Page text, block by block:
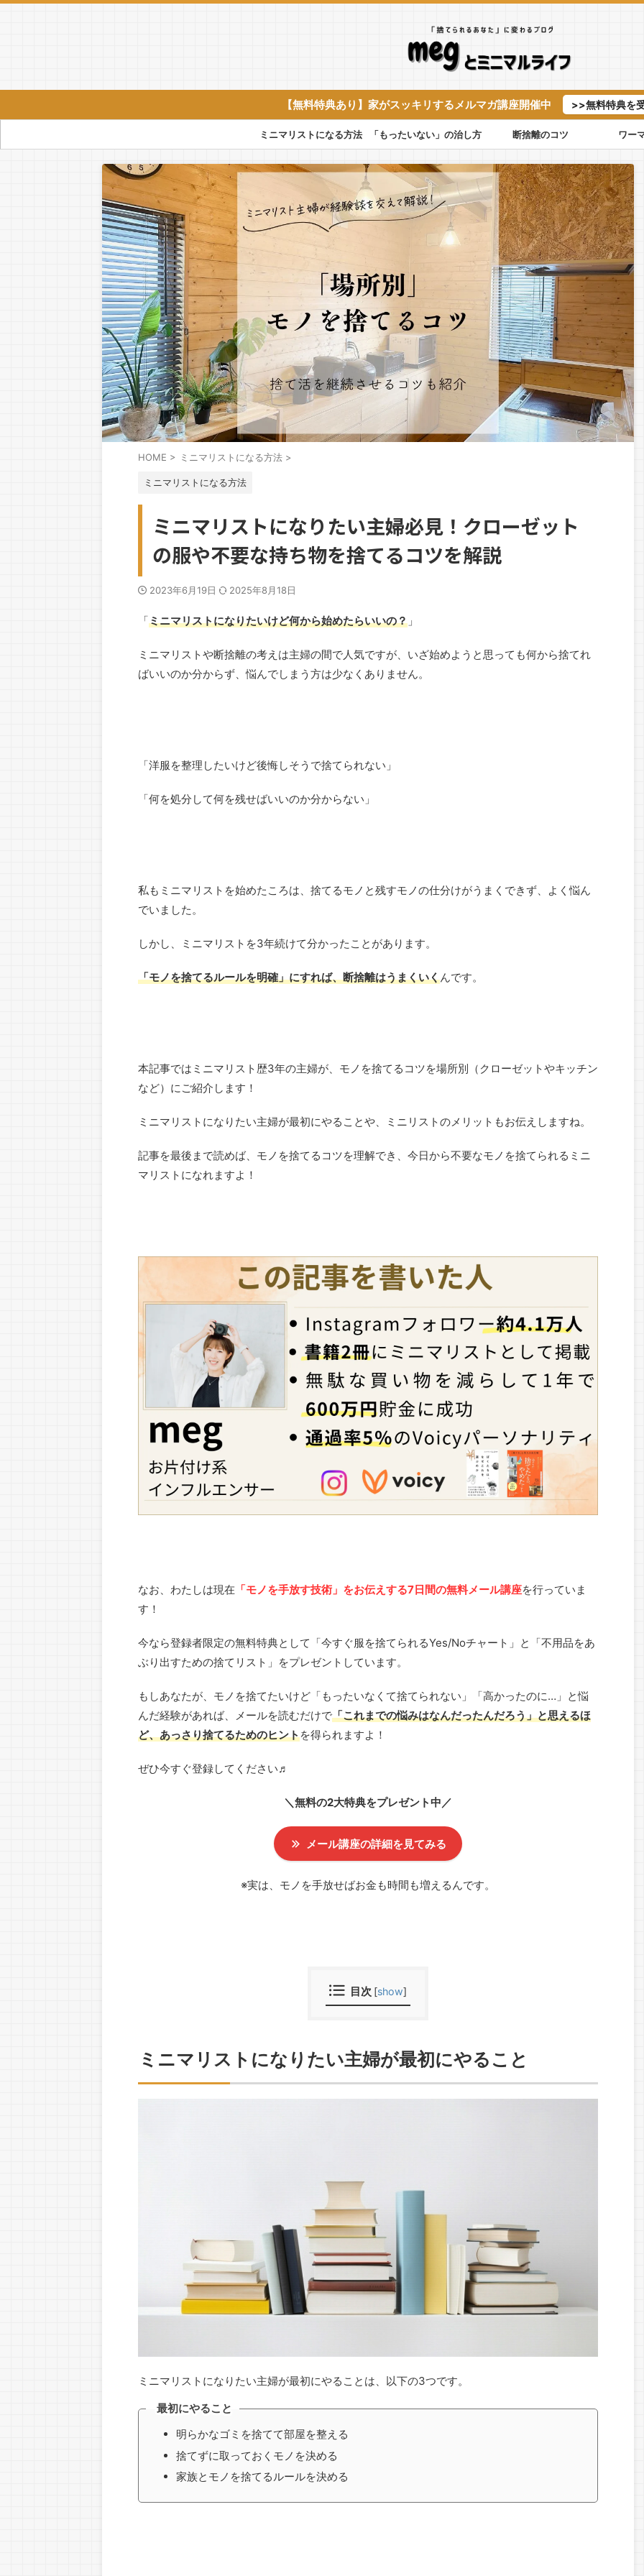
【無料特典あり】家がスッキリするメルマガ講座開催中 >>無料特典を
ミニマリストになる方法 「もったいない」の治し方 断捨離のコツ ワー
HOME > ミニマリストになる方法 >
ミニマリストになる方法
ミニマリストになりたい主婦必見！クローゼット
の服や不要な持ち物を捨てるコツを解説
2023年6月19日 2025年8月18日
「ミニマリストになりたいけど何から始めたらいいの？ 」
ミニマリストや断捨離の考えは主婦の間で人気ですが、いざ始めようと思っても何から捨てれ
ばいいのか分からず、悩んでしまう方は少なくありません。
「洋服を整理したいけど後悔しそうで捨てられない」
「何を処分して何を残せばいいのか分からない」
私もミニマリストを始めたころは、捨てるモノと残すモノの仕分けがうまくできず、よく悩ん
でいました。
しかし、ミニマリストを3年続けて分かったことがあります。
「モノを捨てるルールを明確」にすれば、断捨離はうまくいくんです。
本記事ではミニマリスト歴3年の主婦が、モノを捨てるコツを場所別（クローゼットやキッチン
など）にご紹介します！
ミニマリストになりたい主婦が最初にやることや、ミニリストのメリットもお伝えしますね。
記事を最後まで読めば、モノを捨てるコツを理解でき、今日から不要なモノを捨てられるミニ
マリストになれますよ！
なお、わたしは現在 「モノを手放す技術」をお伝えする7日間の無料メール講座を行っていま
す！
今なら登録者限定の無料特典として「今すぐ服を捨てられるYes/Noチャート」と「不用品をあ
ぶり出すための捨てリスト」をプレゼントしています。
もしあなたが、モノを捨てたいけど「もったいなくて捨てられない」「高かったのに…」と悩
んだ経験があれば、メールを読むだけで「これまでの悩みはなんだったんだろう」と思えるほ
ど、あっさり捨てるためのヒントを得られますよ！
ぜひ今すぐ登録してください♬
＼無料の2大特典をプレゼント中／
メール講座の詳細を見てみる
※実は、モノを手放せばお金も時間も増えるんです。
目次 [show]
ミニマリストになりたい主婦が最初にやること
ミニマリストになりたい主婦が最初にやることは、以下の3つです。
最初にやること
明らかなゴミを捨てて部屋を整える
捨てずに取っておくモノを決める
家族とモノを捨てるルールを決める